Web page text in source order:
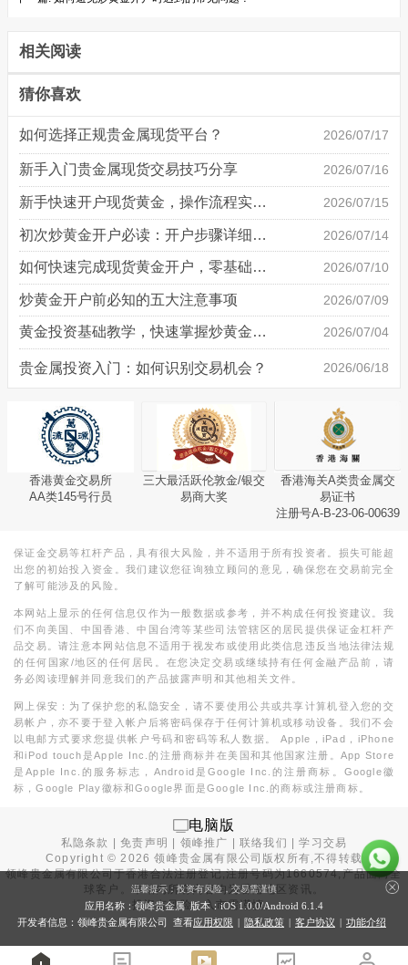
相关阅读
猜你喜欢
如何选择正规贵金属现货平台？ 2026/07/17
新手入门贵金属现货交易技巧分享 2026/07/16
新手快速开户现货黄金，操作流程实操详解 2026/07/15
初次炒黄金开户必读：开户步骤详细说明 2026/07/14
如何快速完成现货黄金开户，零基础也能轻松上手 2026/07/10
炒黄金开户前必知的五大注意事项 2026/07/09
黄金投资基础教学，快速掌握炒黄金技巧 2026/07/04
贵金属投资入门：如何识别交易机会？ 2026/06/18
香港黄金交易所
AA类145号行员
三大最活跃伦敦金/银交
易商大奖
香港海关A类贵金属交
易证书
注册号A-B-23-06-00639
保证金交易等杠杆产品，具有很大风险，并不适用于所有投资者。损失可能超
出您的初始投入资金。我们建议您征询独立顾问的意见，确保您在交易前完全
了解可能涉及的风险。
本网站上显示的任何信息仅作为一般数据或参考，并不构成任何投资建议。我
们不向美国、中国香港、中国台湾等某些司法管辖区的居民提供保证金杠杆产
品交易。请注意本网站信息不适用于视发布或使用此类信息违反当地法律法规
的任何国家/地区的任何居民。在您决定交易或继续持有任何金融产品前，请
务必阅读理解并同意我们的产品披露声明和其他相关文件。
网上保安：为了保护您的私隐安全，请不要使用公共或共享计算机登入您的交
易帐户，亦不要于登入帐户后将密码保存于任何计算机或移动设备。我们不会
以电邮方式要求您提供帐户号码和密码等私人数据。 Apple，iPad，iPhone
和iPod touch是Apple Inc.的注册商标并在美国和其他国家注册。App Store
是Apple Inc.的服务标志，Android是Google Inc.的注册商标。Google徽
标，Google Play徽标和Google界面是Google Inc.的商标或注册商标。
电脑版
私隐条款 |免责声明 | 领峰推广 |联络我们 |学习交易
Copyright © 2026 领峰贵金属有限公司版权所有,不得转载
领峰贵金属有限公司于香港合法注册登记,注册号码为1660574,产品面向全
球客户。本站内所有内容均为香港地区资讯。
投资有风险，入市需谨慎。
温馨提示：投资有风险，交易需谨慎
应用名称：领峰贵金属 版本：iOS 1.0.0/Android 6.1.4
开发者信息：领峰贵金属有限公司 查看应用权限 | 隐私政策 | 客户协议 | 功能介绍